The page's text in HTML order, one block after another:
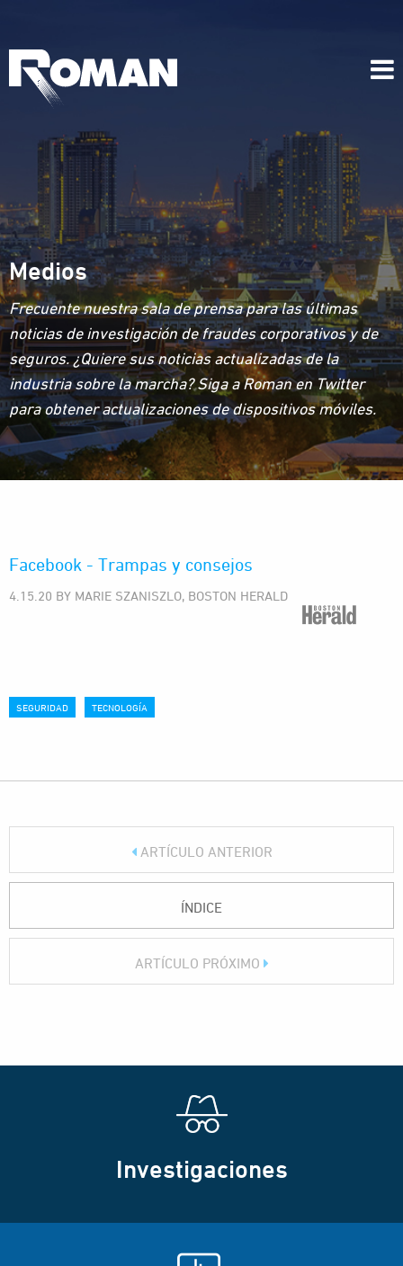
Medios
Frecuente nuestra sala de prensa para las últimas
noticias de investigación de fraudes corporativos y de
seguros. ¿Quiere sus noticias actualizadas de la
industria sobre la marcha? Siga a Roman en Twitter
para obtener actualizaciones de dispositivos móviles.
Facebook - Trampas y consejos
4.15.20 BY MARIE SZANISZLO, BOSTON HERALD
SEGURIDAD TECNOLOGÍA
ARTÍCULO ANTERIOR
ÍNDICE
ARTÍCULO PRÓXIMO
Investigaciones